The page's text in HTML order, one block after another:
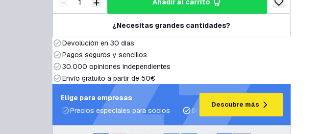
Disminuir cantidadAumentar cantidadañadir al carrito
añadir a lista
¿Necesitas grandes cantidades?
Devolución en 30 días
Pagos seguros y sencillos
30.000 opiniones independientes
Envío gratuito a partir de 50€
Elige para empresas
Precios especiales para socios
Soporte para proyectos y planes de
Descubre más